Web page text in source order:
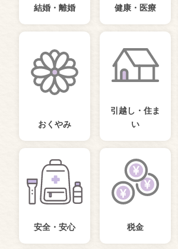
結婚・離婚 健康・医療
おくやみ
引越し・住ま
い
安全・安心 税金